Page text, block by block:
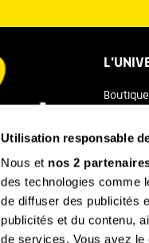
Utilisation responsable
Nous et nos 2
des technologies comme
de diffuser des publicités
publicités et du contenu,
de services. Vous avez
Festival
La